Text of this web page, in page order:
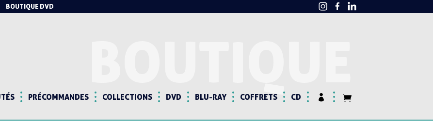
BOUTIQUE DVD
PRÉCOMMANDES COLLECTIONS DVD BLU-RAY COFFRETS CD